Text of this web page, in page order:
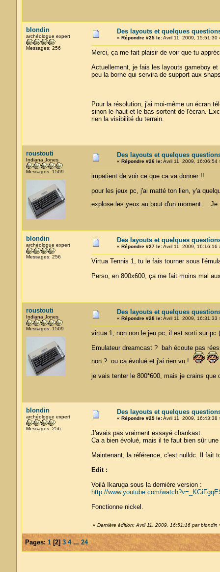
blondin
archéologue expert
Messages: 256
Des layouts et quelques
« Répondre #25 le:Avril 11, 2009, 15:51:30
Merci, ça me fait plaisir de voir que tu
Actuellement, je fais les layouts gameboy
peu la borne qui servira de support aux
Pour la résolution, j'ai moi-même un écran
sinon le haut et le bas sortent de l'écran.
rien la visibilité du terrain.
roustouti
Indiana Jones
Messages: 1509
Des layouts et quelques
« Répondre #26 le:Avril 11, 2009, 16:06:54
impatient de voir ce que ca va donner !!
pour les jeux pc, j'ai matté ton lien, y'a
explose les yeux au bout d'un moment. Je
blondin
archéologue expert
Messages: 256
Des layouts et quelques
« Répondre #27 le:Avril 11, 2009, 16:16:16
Virtua Tennis 1, tu le fais tourner sous
Perso, en 800x600, ça me fait moins mal
roustouti
Indiana Jones
Messages: 1509
Des layouts et quelques
« Répondre #28 le:Avril 11, 2009, 16:31:33
virtua 1, non non le jeu pc, il est sorti sur
Emulateur dreamcast ? bah écoute pas
non ? ou ca évolué et j'ai rien vu !
je vais tenter le 800*600, mais je crains que
blondin
archéologue expert
Messages: 256
Des layouts et quelques
« Répondre #29 le:Avril 11, 2009, 16:43:38
J'avais pas vraiment essayé chankast.
Ca a bien évolué, mais il te faut bien sûr
Maintenant, la référence, c'est nulldc. Il fait
Edit :
Voilà Ikaruga sous la dernière version :
http://www.youtube.com/
Fonctionne nickel.
« Dernière édition: Avril 11, 2009, 16:51:16 par blondin
Pages: 1[2] 3 4 ... 24